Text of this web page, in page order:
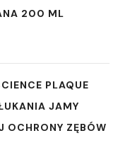
200 ML
PLAQUE
JAMY
OCHRONY ZĘBÓW